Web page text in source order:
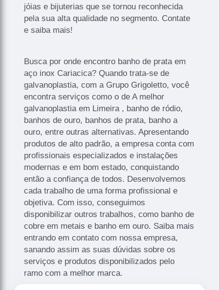
jóias e bijuterias que se tornou reconhecida
pela sua alta qualidade no segmento. Contate
e saiba mais!
Busca por onde encontro banho de prata em
aço inox Cariacica? Quando trata-se de
galvanoplastia, com a Grupo Grigoletto, você
encontra serviços como o de A melhor
galvanoplastia em Limeira , banho de ródio,
banhos de ouro, banhos de prata, banho a
ouro, entre outras alternativas. Apresentando
produtos de alto padrão, a empresa conta com
profissionais especializados e instalações
modernas e em bom estado, conquistando
então a confiança de todos. Desenvolvemos
cada trabalho de uma forma profissional e
objetiva. Com isso, conseguimos
disponibilizar outros trabalhos, como banho de
cobre em metais e banho em ouro. Saiba mais
entrando em contato com nossa empresa,
sanando assim as suas dúvidas sobre os
serviços e produtos disponibilizados pelo
ramo com a melhor marca.